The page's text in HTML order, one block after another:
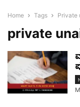
Home Tags Private
private